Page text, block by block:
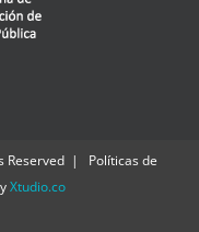
| Políticas de
Xtudio.co